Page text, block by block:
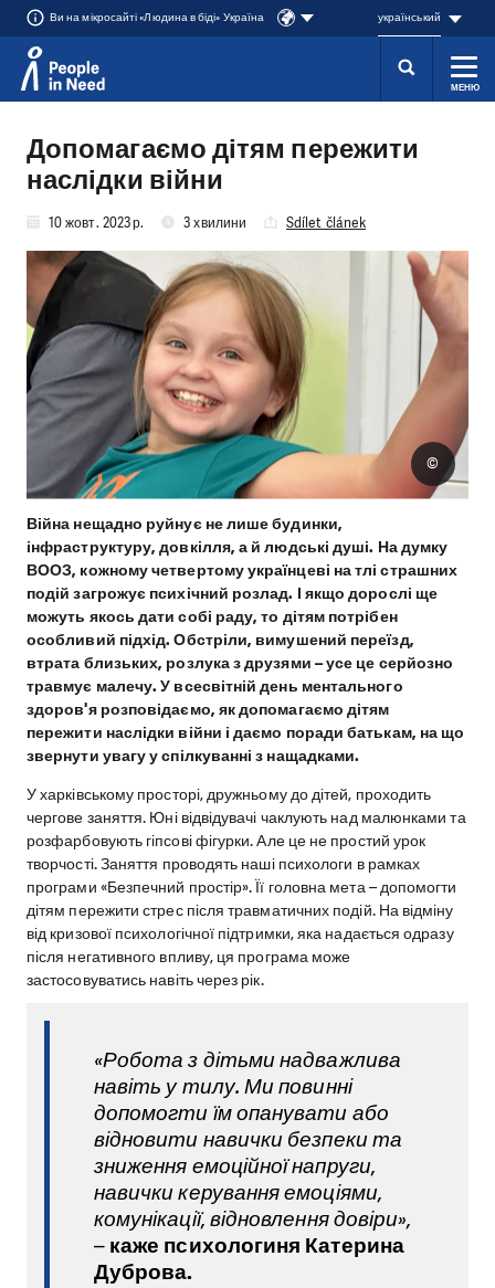
Ви на мікросайті «Людина в біді» Україна український
МЕНЮ
Допомагаємо дітям пережити
наслідки війни
10 жовт. 2023 р. 3 хвилини Sdílet článek
Війна нещадно руйнує не лише будинки,
інфраструктуру, довкілля, а й людські душі. На думку
ВООЗ, кожному четвертому українцеві на тлі страшних
подій загрожує психічний розлад. І якщо дорослі ще
можуть якось дати собі раду, то дітям потрібен
особливий підхід. Обстріли, вимушений переїзд,
втрата близьких, розлука з друзями – усе це серйозно
травмує малечу. У всесвітній день ментального
здоров'я розповідаємо, як допомагаємо дітям
пережити наслідки війни і даємо поради батькам, на що
звернути увагу у спілкуванні з нащадками.
©
У харківському просторі, дружньому до дітей, проходить
чергове заняття. Юні відвідувачі чаклують над малюнками та
розфарбовують гіпсові фігурки. Але це не простий урок
творчості. Заняття проводять наші психологи в рамках
програми «Безпечний простір». Її головна мета – допомогти
дітям пережити стрес після травматичних подій. На відміну
від кризової психологічної підтримки, яка надається одразу
після негативного впливу, ця програма може
застосовуватись навіть через рік.
«Робота з дітьми надважлива
навіть у тилу. Ми повинні
допомогти їм опанувати або
відновити навички безпеки та
зниження емоційної напруги,
навички керування емоціями,
комунікації, відновлення довіри»,
– каже психологиня Катерина
Дуброва.